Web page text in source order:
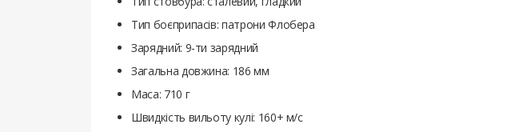
Тип боєприпасів: патрони Флобера
Зарядний: 9-ти зарядний
Загальна довжина: 186 мм
Маса: 710 г
Швидкість вильоту кулі: 160+ м/с